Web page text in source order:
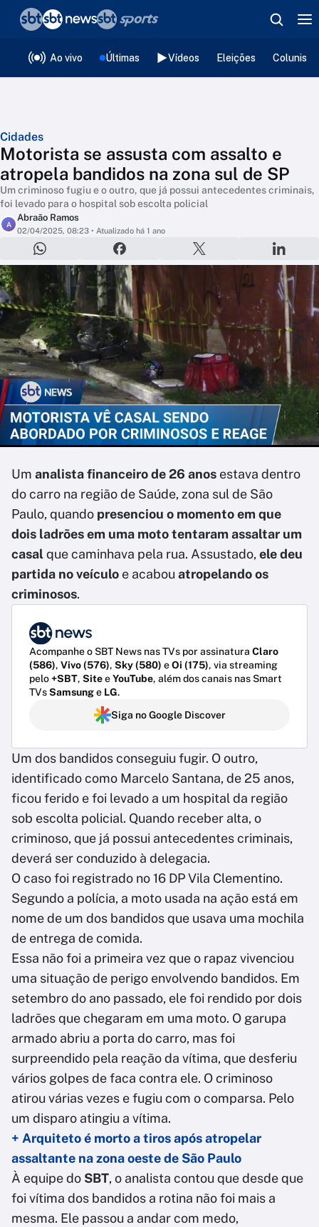
Ao vivo Últimas Vídeos Eleições
Cidades
Motorista se assusta com assalto e
atropela bandidos na zona sul de SP
Um criminoso fugiu e o outro, que já possui antecedentes criminais,
foi levado para o hospital sob escolta policial
A
Abraão Ramos
02/04/2025, 08:23 • Atualizado há 1 ano
Um analista financeiro de 26 anos estava dentro
do carro na região de Saúde, zona sul de São
Paulo, quando presenciou o momento em que
dois ladrões em uma moto tentaram assaltar um
casalque caminhava pela rua. Assustado, ele deu
partida no veículo e acabou atropelando os
criminosos.
Acompanhe o SBT News nas TVs por assinatura Claro
(586), Vivo (576), Sky (580) eOi (175), via streaming
pelo+SBT, SiteeYouTube, além dos canais nas Smart
TVsSamsunge LG.
Siga no Google Discover
Um dos bandidos conseguiu fugir. O outro,
identificado como Marcelo Santana, de 25 anos,
ficou ferido e foi levado a um hospital da região
sob escolta policial. Quando receber alta, o
criminoso, que já possui antecedentes criminais,
deverá ser conduzido à delegacia.
O caso foi registrado no 16 DP Vila Clementino.
Segundo a polícia, a moto usada na ação está em
nome de um dos bandidos que usava uma mochila
de entrega de comida.
Essa não foi a primeira vez que o rapaz vivenciou
uma situação de perigo envolvendo bandidos. Em
setembro do ano passado, ele foi rendido por dois
ladrões que chegaram em uma moto. O garupa
armado abriu a porta do carro, mas foi
surpreendido pela reação da vítima, que desferiu
vários golpes de faca contra ele. O criminoso
atirou várias vezes e fugiu com o comparsa. Pelo
um disparo atingiu a vítima.
+ Arquiteto é morto a tiros após atropelar
assaltante na zona oeste de São Paulo
À equipe do SBT, o analista contou que desde que
foi vítima dos bandidos a rotina não foi mais a
mesma. Ele passou a andar com medo,
❮voltar
Editorias